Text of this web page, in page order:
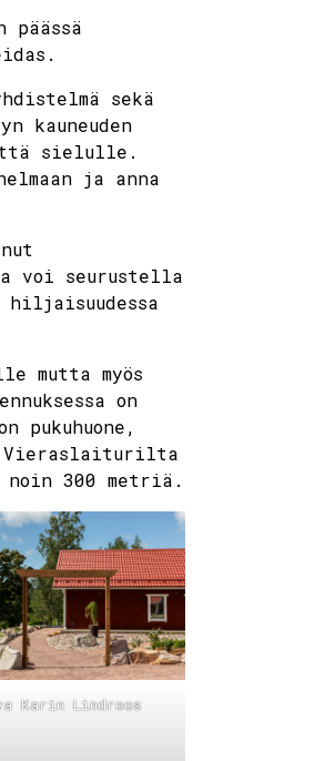
thu fri sat
3 4 5
10
17 18 19
24 25 26
sekä
kauneuden
sielulle.
ja anna
voi seurustella
mutta myös
on
pukuhuone,
Vieraslaiturilta
300 metriä.
Karin Lindroos